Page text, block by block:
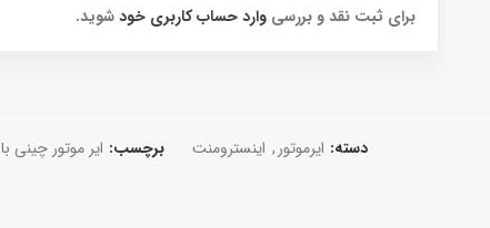
برای ثبت نقد و بررسی وارد حساب کاربری خودشوید.
دسته: ایرموتور, اینسترومنت برچسب: ایر موتور چینی